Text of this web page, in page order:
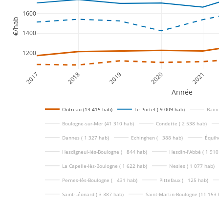
2017 2018 2019 2020 2021
1200
1400
1600
Outreau (13 415 hab) Le Portel ( 9 009 hab)
Boulogne-sur-Mer (41 310 hab) Condette ( 2 538 hab)
Dannes ( 1 327 hab) Echinghen (   388 hab)
Hesdigneul-lès-Boulogne (   844 hab) Hesdin-l'Abbé ( 1
La Capelle-lès-Boulogne ( 1 622 hab) Nesles ( 1 077 hab)
Pernes-lès-Boulogne (   431 hab) Pittefaux (   125 hab)
Saint-Léonard ( 3 387 hab) Saint-Martin-Boulogne (11 153
Année
€/hab